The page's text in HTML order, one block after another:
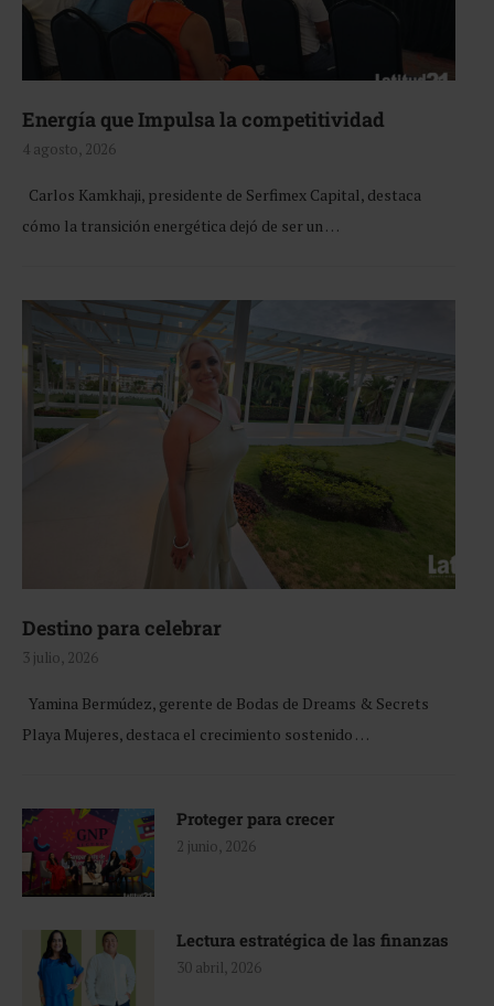
Energía que Impulsa la competitividad
4 agosto, 2026
Carlos Kamkhaji, presidente de Serfimex Capital, destaca
cómo la transición energética dejó de ser un …
Destino para celebrar
3 julio, 2026
Yamina Bermúdez, gerente de Bodas de Dreams & Secrets
Playa Mujeres, destaca el crecimiento sostenido …
Proteger para crecer
2 junio, 2026
Lectura estratégica de las finanzas
30 abril, 2026